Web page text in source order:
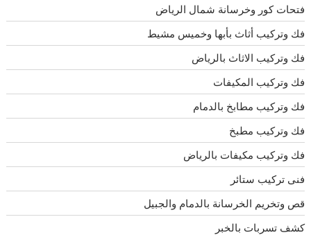
فتحات كور وخرسانة شمال الرياض
فك وتركيب أثاث بأبها وخميس مشيط
فك وتركيب الاثاث بالرياض
فك وتركيب المكيفات
فك وتركيب مطابخ بالدمام
فك وتركيب مطبخ
فك وتركيب مكيفات بالرياض
فنى تركيب ستائر
قص وتخريم الخرسانة بالدمام والجبيل
كشف تسربات بالخبر